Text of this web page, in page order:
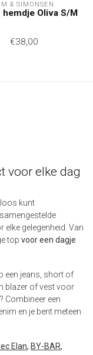
& SIMONSEN
hemdje Oliva S/M
€38,00
voor elke dag
kunt
elke gelegenheid. Van
top voor een dagje
een jeans, short of
blazer of vest voor
? Combineer een
en je bent meteen
Elan, BY-BAR,